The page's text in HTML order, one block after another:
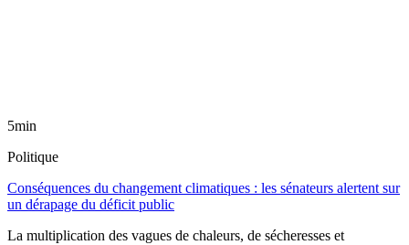
5min
Politique
Conséquences du changement climatiques : les sénateurs alertent sur
un dérapage du déficit public
La multiplication des vagues de chaleurs, de sécheresses et